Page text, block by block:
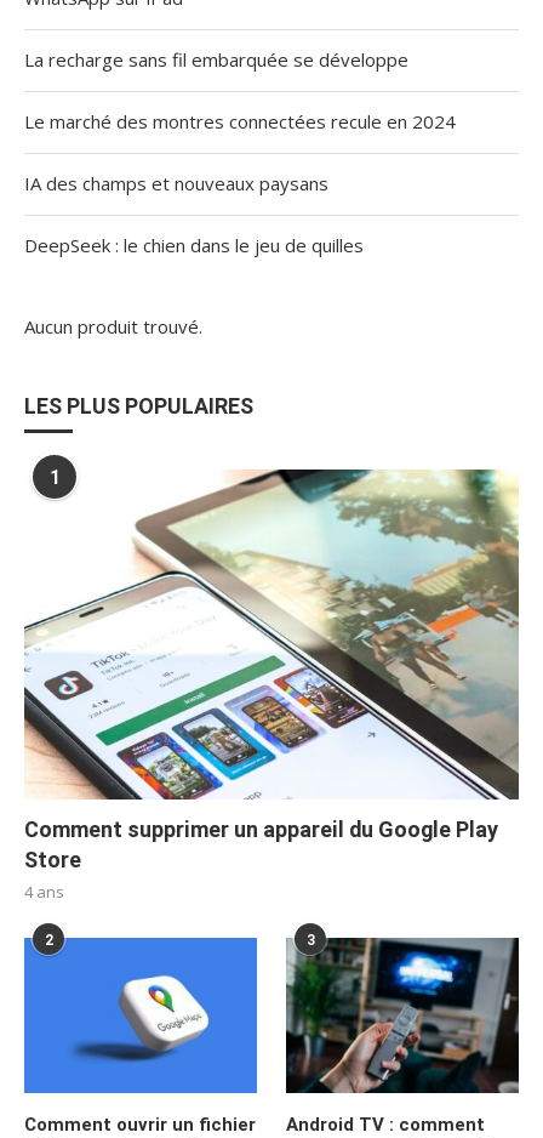
La recharge sans fil embarquée se développe
Le marché des montres connectées recule en 2024
IA des champs et nouveaux paysans
DeepSeek : le chien dans le jeu de quilles
Aucun produit trouvé.
LES PLUS POPULAIRES
1
Comment supprimer un appareil du Google Play
Store
4 ans
2
Comment ouvrir un fichier
3
Android TV : comment